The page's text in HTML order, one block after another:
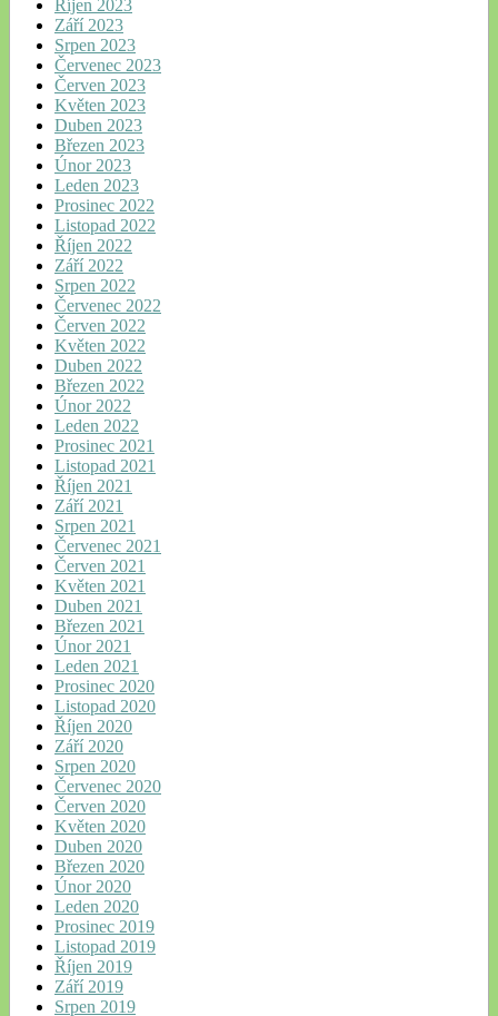
Říjen 2023
Září 2023
Srpen 2023
Červenec 2023
Červen 2023
Květen 2023
Duben 2023
Březen 2023
Únor 2023
Leden 2023
Prosinec 2022
Listopad 2022
Říjen 2022
Září 2022
Srpen 2022
Červenec 2022
Červen 2022
Květen 2022
Duben 2022
Březen 2022
Únor 2022
Leden 2022
Prosinec 2021
Listopad 2021
Říjen 2021
Září 2021
Srpen 2021
Červenec 2021
Červen 2021
Květen 2021
Duben 2021
Březen 2021
Únor 2021
Leden 2021
Prosinec 2020
Listopad 2020
Říjen 2020
Září 2020
Srpen 2020
Červenec 2020
Červen 2020
Květen 2020
Duben 2020
Březen 2020
Únor 2020
Leden 2020
Prosinec 2019
Listopad 2019
Říjen 2019
Září 2019
Srpen 2019